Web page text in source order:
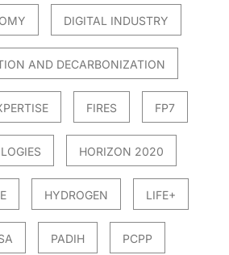
DIGITAL INDUSTRY
AND DECARBONIZATION
FIRES FP7
HORIZON 2020
HYDROGEN LIFE+
PADIH PCPP